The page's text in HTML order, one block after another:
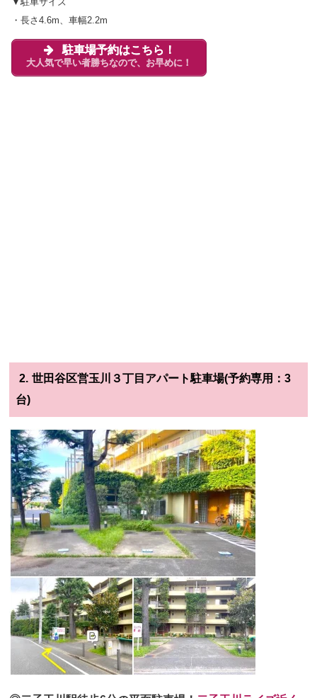
・長さ4.6m、車幅2.2m
駐車場予約はこちら！
大人気で早い者勝ちなので、お早めに！
2. 世田谷区営玉川３丁目アパート駐車場(予約専用：3
台)